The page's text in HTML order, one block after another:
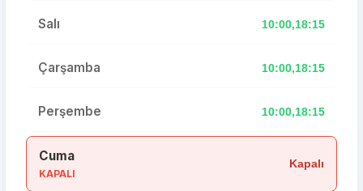
Salı 10:00,18:15
Çarşamba 10:00,18:15
Perşembe 10:00,18:15
Cuma
KAPALI
Kapalı